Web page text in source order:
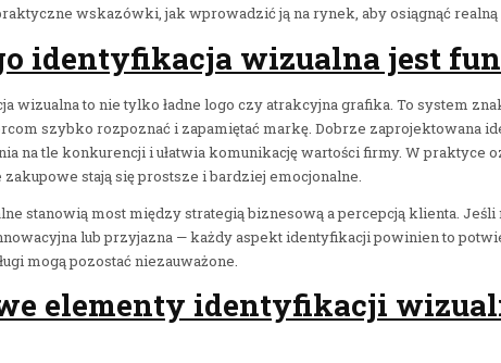
wskazówki, jak wprowadzić ją na rynek, aby osiągnąć realną
identyfikacja wizualna jest
wizualna to nie tylko ładne logo czy atrakcyjna grafika. To system
szybko rozpoznać i zapamiętać markę. Dobrze zaprojektowana
na tle konkurencji i ułatwia komunikację wartości firmy. W praktyce
stają się prostsze i bardziej emocjonalne.
stanowią most między strategią biznesową a percepcją klienta.
lub przyjazna — każdy aspekt identyfikacji powinien to
mogą pozostać niezauważone.
elementy identyfikacji